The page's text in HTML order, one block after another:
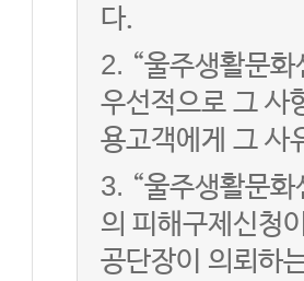
다.
2. “울주생활문
우선적으로 그 사
용고객에게 그 사
3. “울주생활문
의 피해구제신청
공단장이 의뢰하